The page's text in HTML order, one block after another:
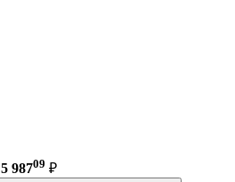
5 98709 ₽